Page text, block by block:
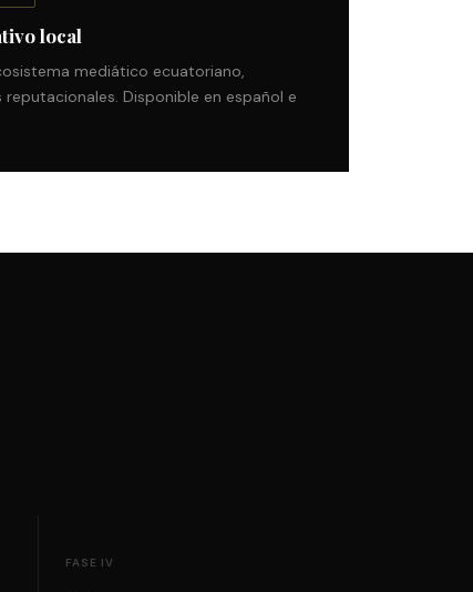
local
mediático ecuatoriano,
Disponible en español e
FASE IV